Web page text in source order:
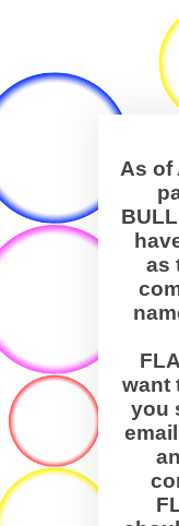
As of
as
want
you